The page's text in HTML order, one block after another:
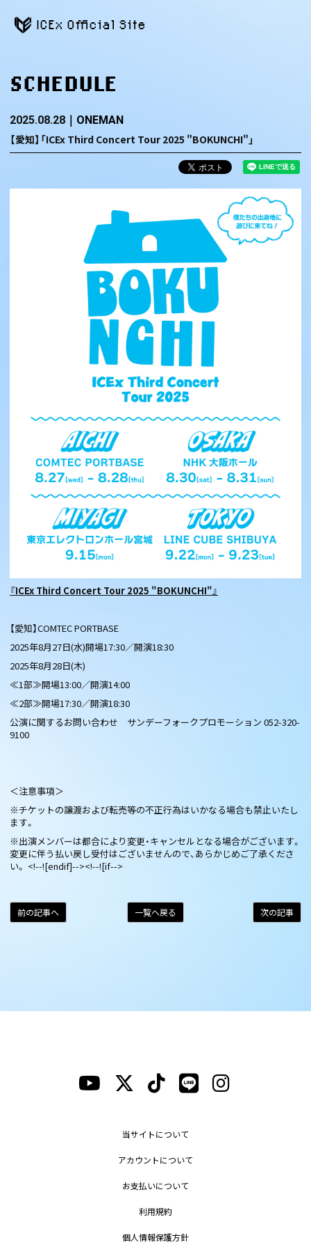
ICEx Official Site
SCHEDULE
2025.08.28 ONEMAN
【愛知】「ICEx Third Concert Tour 2025 "BOKUNCHI"」
『ICEx Third Concert Tour 2025 "BOKUNCHI"』
【愛知】COMTEC PORTBASE
2025年8月27日(水)開場17:30／開演18:30
2025年8月28日(木)
≪1部≫開場13:00／開演14:00
≪2部≫開場17:30／開演18:30
公演に関するお問い合わせ サンデーフォークプロモーション 052-320-
9100
＜注意事項＞
※チケットの譲渡および転売等の不正行為はいかなる場合も禁止いたし
ます。
※出演メンバーは都合により変更・キャンセルとなる場合がございます。
変更に伴う払い戻し受付はございませんので、あらかじめご了承くださ
い。 <!--![endif]--><!--![if-->
次の記事
一覧へ戻る
前の記事へ
当サイトについて
アカウントについて
お支払いについて
利用規約
個人情報保護方針